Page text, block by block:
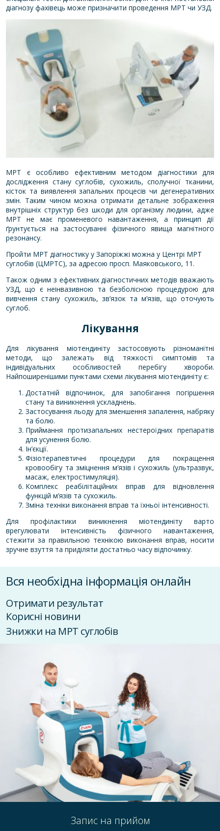
діагнозу фахівець може призначити проведення МРТ чи УЗД.
МРТ є особливо ефективним методом діагностики для
дослідження стану суглобів, сухожиль, сполучної тканини,
кісток та виявлення запальних процесів чи дегенеративних
змін. Таким чином можна отримати детальне зображення
внутрішніх структур без шкоди для організму людини, адже
МРТ не має променевого навантаження, а принцип дії
ґрунтується на застосуванні фізичного явища магнітного
резонансу.
Пройти МРТ діагностику у Запоріжжі можна у Центрі МРТ
суглобів (ЦМРТС), за адресою просп. Маяковського, 11.
Також одним з ефективних діагностичних методів вважають
УЗД, що є неінвазивною та безболісною процедурою для
вивчення стану сухожиль, зв’язок та м’язів, що оточують
суглоб.
Лікування
Для лікування міотендиніту застосовують різноманітні
методи, що залежать від тяжкості симптомів та
індивідуальних особливостей перебігу хвороби.
Найпоширенішими пунктами схеми лікування міотендиніту є:
Достатній відпочинок, для запобігання погіршення
стану та виникнення ускладнень.
Застосування льоду для зменшення запалення, набряку
та болю.
Приймання протизапальних нестероїдних препаратів
для усунення болю.
Ін’єкції.
Фізіотерапевтичні процедури для покращення
кровообігу та зміцнення м’язів і сухожиль (ультразвук,
масаж, електростимуляція).
Комплекс реабілітаційних вправ для відновлення
функцій м’язів та сухожиль.
Зміна техніки виконання вправ та їхньої інтенсивності.
Для профілактики виникнення міотендиніту варто
врегулювати інтенсивність фізичного навантаження,
стежити за правильною технікою виконання вправ, носити
зручне взуття та приділяти достатньо часу відпочинку.
Вся необхідна інформація онлайн
Отримати результат
Корисні новини
Знижки на МРТ суглобів
Запис на прийом